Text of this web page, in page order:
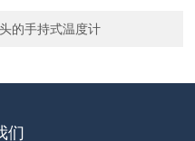
的手持式温度计
们